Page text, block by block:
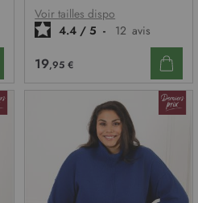
D’ENVIEVoir tailles dispo
4.4 / 5 - 12 avis
19,95 €